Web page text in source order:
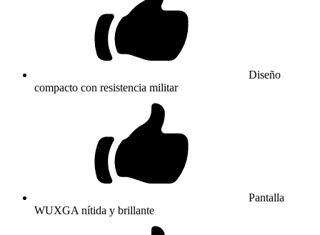
Diseño
compacto con resistencia militar
Pantalla
WUXGA nítida y brillante